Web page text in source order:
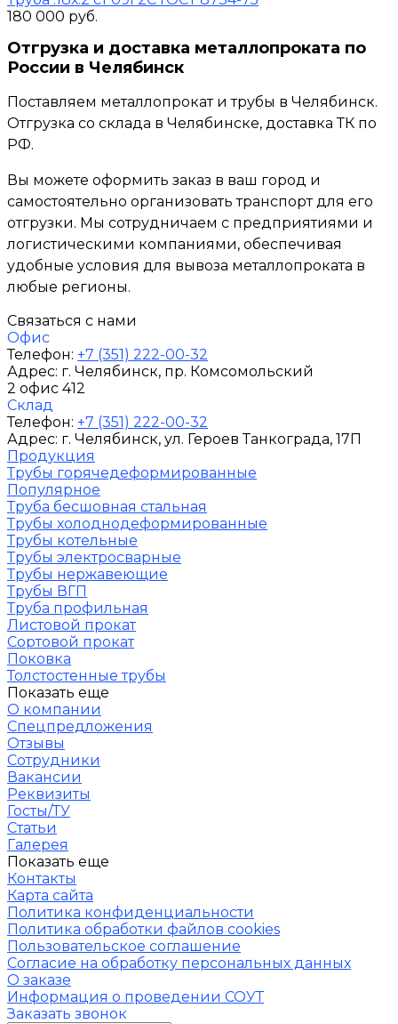
180 000 руб.
Отгрузка и доставка металлопроката по
России в Челябинск
Поставляем металлопрокат и трубы в Челябинск.
Отгрузка со склада в Челябинске, доставка ТК по
РФ.
Вы можете оформить заказ в ваш город и
самостоятельно организовать транспорт для его
отгрузки. Мы сотрудничаем с предприятиями и
логистическими компаниями, обеспечивая
удобные условия для вывоза металлопроката в
любые регионы.
Связаться с нами
Офис
Телефон: +7 (351) 222-00-32
Адрес: г. Челябинск, пр. Комсомольский
2 офис 412
Склад
Телефон: +7 (351) 222-00-32
Адрес: г. Челябинск, ул. Героев Танкограда, 17П
Продукция
Трубы горячедеформированные
Популярное
Труба бесшовная стальная
Трубы холоднодеформированные
Трубы котельные
Трубы электросварные
Трубы нержавеющие
Трубы ВГП
Труба профильная
Листовой прокат
Сортовой прокат
Поковка
Толстостенные трубы
Показать еще
О компании
Спецпредложения
Отзывы
Сотрудники
Вакансии
Реквизиты
Госты/ТУ
Статьи
Галерея
Показать еще
Контакты
Карта сайта
Политика конфиденциальности
Политика обработки файлов cookies
Пользовательское соглашение
Согласие на обработку персональных данных
О заказе
Информация о проведении СОУТ
Заказать звонок